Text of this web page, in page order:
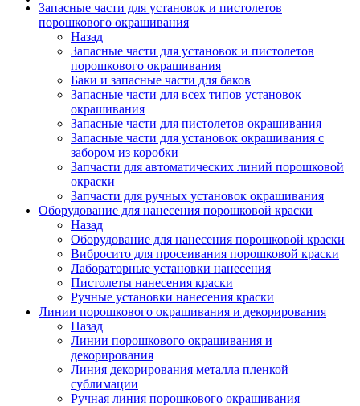
Запасные части для установок и пистолетов
порошкового окрашивания
Назад
Запасные части для установок и пистолетов
порошкового окрашивания
Баки и запасные части для баков
Запасные части для всех типов установок
окрашивания
Запасные части для пистолетов окрашивания
Запасные части для установок окрашивания с
забором из коробки
Запчасти для автоматических линий порошковой
окраски
Запчасти для ручных установок окрашивания
Оборудование для нанесения порошковой краски
Назад
Оборудование для нанесения порошковой краски
Вибросито для просеивания порошковой краски
Лабораторные установки нанесения
Пистолеты нанесения краски
Ручные установки нанесения краски
Линии порошкового окрашивания и декорирования
Назад
Линии порошкового окрашивания и
декорирования
Линия декорирования металла пленкой
сублимации
Ручная линия порошкового окрашивания